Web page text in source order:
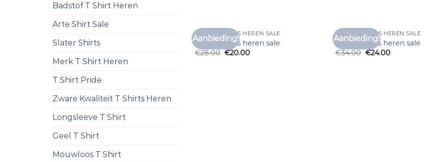
Badstof T Shirt Heren
Arte Shirt Sale
Slater Shirts
Merk T Shirt Heren
T Shirt Pride
Zware Kwaliteit T Shirts Heren
Longsleeve T Shirt
Geel T Shirt
Mouwloos T Shirt
Aanbieding!
MERK T SHIRTS HEREN SALE
merk t shirts heren sale
€28.00 €20.00
Aanbieding!
MERK T SHIRTS HEREN SALE
merk t shirts heren sale
€34.00 €24.00